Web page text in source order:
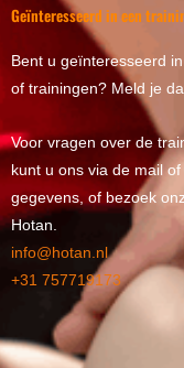
Geïnteresseerd in een
Bent u geïnteresseerd
of trainingen? Meld je
Voor vragen over de
kunt u ons via de mail
gegevens, of bezoek
Hotan.
info@hotan.nl
+31 757719173